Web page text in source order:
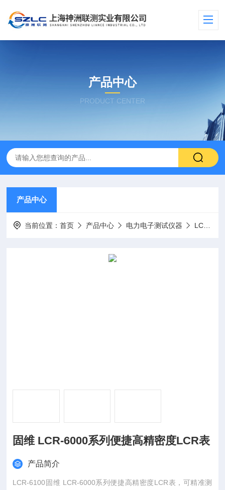
产品中心
PRODUCT CENTER
产品中心
当前位置：首页 产品中心 电力电子测试仪器 LCR测试仪
固维 LCR-6000系列便捷高精密度LCR表
产品简介
LCR-6100固维 LCR-6000系列便捷高精密度LCR表，可精准测